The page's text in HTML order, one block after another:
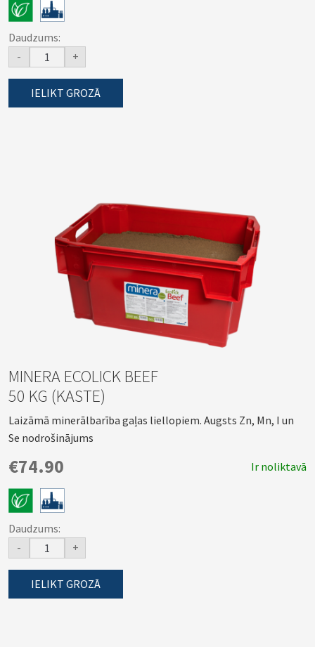
Daudzums:
-
+
IELIKT GROZĀ
MINERA ECOLICK BEEF
50 KG (KASTE)
Laizāmā minerālbarība gaļas liellopiem. Augsts Zn, Mn, I un
Se nodrošinājums
€74.90 Ir noliktavā
Daudzums:
-
+
IELIKT GROZĀ